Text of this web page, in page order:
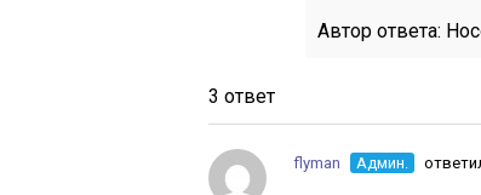
Автор ответа:
3 ответ
flyman Админ.